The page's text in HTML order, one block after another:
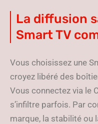
La diffusion
Smart TV
Vous choisissez une
croyez libéré des
Vous connectez via le
s’infiltre parfois. Par
marque, la stabilité ou